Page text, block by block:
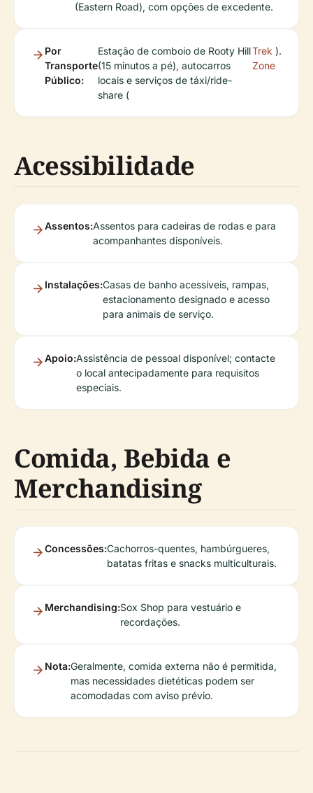
(Eastern Road), com opções de excedente.
Por
Transporte
Público:
Estação de comboio de Rooty Hill
(15 minutos a pé), autocarros
locais e serviços de táxi/ride-
share (
Trek
Zone
).
Acessibilidade
Assentos:Assentos para cadeiras de rodas e para
acompanhantes disponíveis.
Instalações:Casas de banho acessíveis, rampas,
estacionamento designado e acesso
para animais de serviço.
Apoio:Assistência de pessoal disponível; contacte
o local antecipadamente para requisitos
especiais.
Comida, Bebida e
Merchandising
Concessões:Cachorros-quentes, hambúrgueres,
batatas fritas e snacks multiculturais.
Merchandising:Sox Shop para vestuário e
recordações.
Nota:Geralmente, comida externa não é permitida,
mas necessidades dietéticas podem ser
acomodadas com aviso prévio.